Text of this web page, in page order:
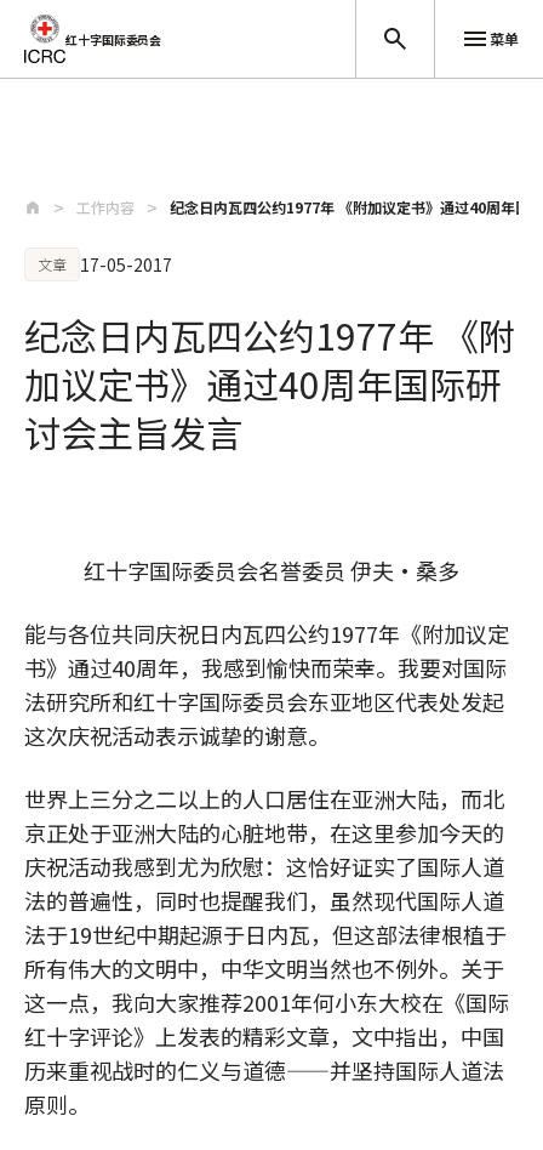
红十字国际委员会 菜单
工作内容 纪念日内瓦四公约1977年 《附加议定书》通过40周年国
文章 17-05-2017
纪念日内瓦四公约1977年 《附
加议定书》通过40周年国际研
讨会主旨发言
红十字国际委员会名誉委员 伊夫·桑多
能与各位共同庆祝日内瓦四公约1977年《附加议定
书》通过40周年，我感到愉快而荣幸。我要对国际
法研究所和红十字国际委员会东亚地区代表处发起
这次庆祝活动表示诚挚的谢意。
世界上三分之二以上的人口居住在亚洲大陆，而北
京正处于亚洲大陆的心脏地带，在这里参加今天的
庆祝活动我感到尤为欣慰：这恰好证实了国际人道
法的普遍性，同时也提醒我们，虽然现代国际人道
法于19世纪中期起源于日内瓦，但这部法律根植于
所有伟大的文明中，中华文明当然也不例外。关于
这一点，我向大家推荐2001年何小东大校在《国际
红十字评论》上发表的精彩文章，文中指出，中国
历来重视战时的仁义与道德——并坚持国际人道法
原则。